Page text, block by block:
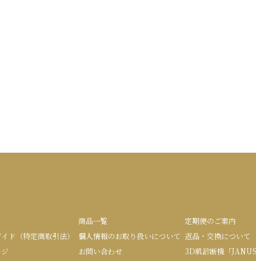
商品一覧
定期便のご案内
ド（特定商取引法）
個人情報のお取り扱いについて 返品・交換について
お問い合わせ 3D肌診断機「